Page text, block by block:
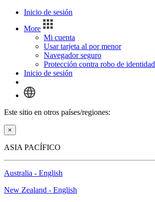
Inicio de sesión
More
Mi cuenta
Usar tarjeta al por menor
Navegador seguro
Protección contra robo de identidad
Inicio de sesión
Este sitio en otros países/regiones:
×
ASIA PACÍFICO
Australia - English
New Zealand - English